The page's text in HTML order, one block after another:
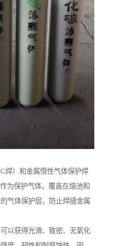
焊）和金属惰性气体保护焊
为保护气体，覆盖在熔池和
气体保护层，防止焊缝金属
以获得光滑、致密、无氧化